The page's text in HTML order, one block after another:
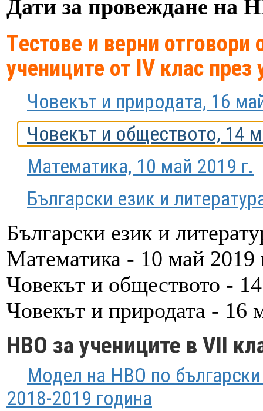
Дати за провеждане на
Tестове и верни
учениците от IV клас
Човекът и природата, 16
Човекът и обществото, 14
Математика, 10 май 2019 г.
Български език и
Български език и
Математика - 10 май 2019
Човекът и обществото -
Човекът и природата - 16
НВО за учениците в VII
Модел на НВО по български
2018-2019 година